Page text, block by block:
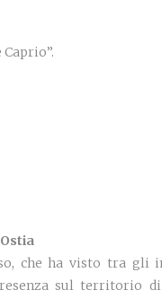
che ha visto tra
sul territorio